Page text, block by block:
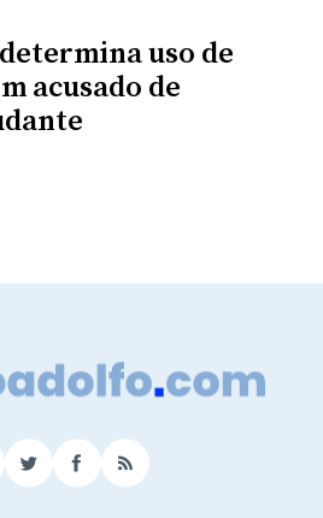
uso de
acusado de
TwitterFacebook
RSS